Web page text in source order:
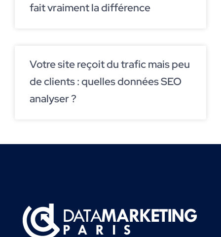
fait vraiment la différence
Votre site reçoit du trafic mais peu
de clients : quelles données SEO
analyser ?